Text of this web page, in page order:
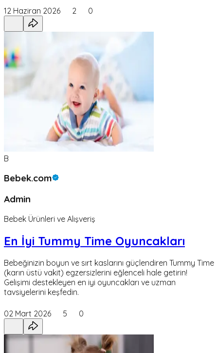
12 Haziran 2026 2 0
B
Bebek.com
Admin
Bebek Ürünleri ve Alışveriş
En İyi Tummy Time Oyuncakları
Bebeğinizin boyun ve sırt kaslarını güçlendiren Tummy Time
(karın üstü vakit) egzersizlerini eğlenceli hale getirin!
Gelişimi destekleyen en iyi oyuncakları ve uzman
tavsiyelerini keşfedin.
02 Mart 2026 5 0